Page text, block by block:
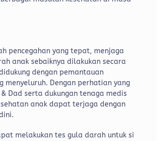
pencegahan yang tepat, menjaga
anak sebaiknya dilakukan secara
dengan pemantauan
menyeluruh. Dengan perhatian yang
Dad serta dukungan tenaga medis
anak dapat terjaga dengan
melakukan tes gula darah untuk si